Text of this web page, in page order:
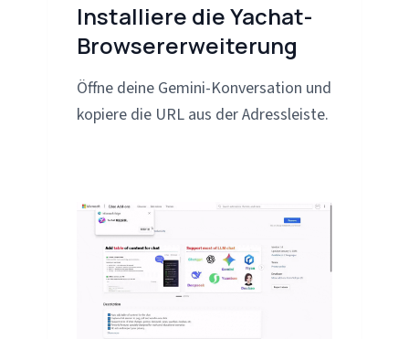
Installiere die Yachat-
Browsererweiterung
Öffne deine Gemini-Konversation und
kopiere die URL aus der Adressleiste.